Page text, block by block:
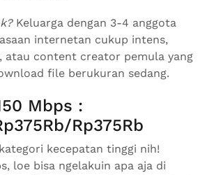
Keluarga dengan 3-4 anggota
internetan cukup intens,
atau content creator pemula yang
file berukuran sedang.
Mbps :
Rp375Rb
kecepatan tinggi nih!
loe bisa ngelakuin apa aja di